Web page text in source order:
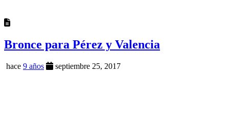
Bronce para Pérez y Valencia
hace 9 años septiembre 25, 2017